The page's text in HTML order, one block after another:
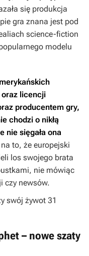
się produkcja
gra znana jest pod
science-fiction
modelu
licencji
producentem gry,
chodzi o nikłą
nie sięgała ona
to, że europejski
los swojego brata
nie mówiąc
czy newsów.
swój żywot 31
– nowe szaty